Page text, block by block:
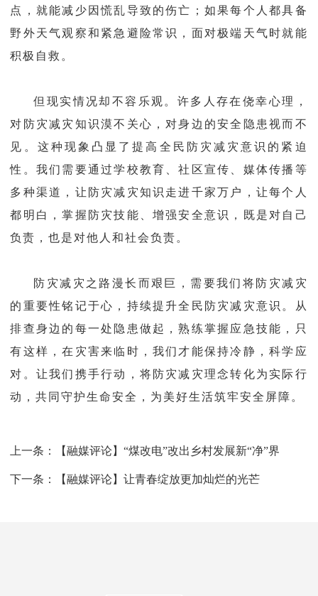
点，就能减少因慌乱导致的伤亡；如果每个人都具备
野外天气观察和紧急避险常识，面对极端天气时就能
积极自救。
但现实情况却不容乐观。许多人存在侥幸心理，
对防灾减灾知识漠不关心，对身边的安全隐患视而不
见。这种现象凸显了提高全民防灾减灾意识的紧迫
性。我们需要通过学校教育、社区宣传、媒体传播等
多种渠道，让防灾减灾知识走进千家万户，让每个人
都明白，掌握防灾技能、增强安全意识，既是对自己
负责，也是对他人和社会负责。
防灾减灾之路漫长而艰巨，需要我们将防灾减灾
的重要性铭记于心，持续提升全民防灾减灾意识。从
排查身边的每一处隐患做起，熟练掌握应急技能，只
有这样，在灾害来临时，我们才能保持冷静，科学应
对。让我们携手行动，将防灾减灾理念转化为实际行
动，共同守护生命安全，为美好生活筑牢安全屏障。
上一条： 【融媒评论】“煤改电”改出乡村发展新“净”界
下一条： 【融媒评论】让青春绽放更加灿烂的光芒